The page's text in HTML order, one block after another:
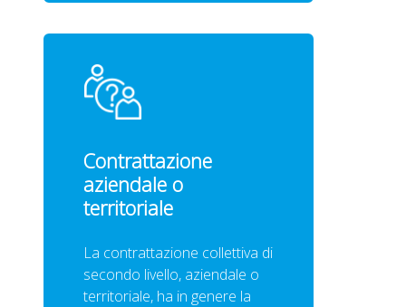
Contrattazione
aziendale o
territoriale
La contrattazione collettiva di
secondo livello, aziendale o
territoriale, ha in genere la